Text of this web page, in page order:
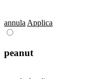
annula Applica
peanut